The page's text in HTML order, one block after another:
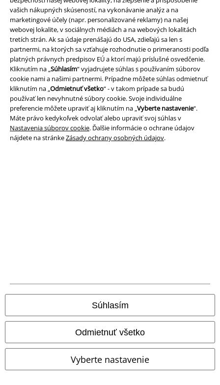
vašich nákupných skúseností, na vykonávanie analýz a na
marketingové účely (napr. personalizované reklamy) na našej
webovej lokalite, v sociálnych médiách a na webových lokalitách
tretích strán. Ak sa údaje prenášajú do USA, zdieľajú sa len s
partnermi, na ktorých sa vzťahuje rozhodnutie o primeranosti podľa
platných právnych predpisov EÚ a ktorí majú príslušné osvedčenie.
Kliknutím na „Súhlasím“ vyjadrujete súhlas s používaním súborov
cookie nami a našimi partnermi. Prípadne môžete súhlas odmietnuť
kliknutím na „Odmietnuť všetko“ - v takom prípade sa budú
používať len nevyhnutné súbory cookie. Svoje individuálne
preferencie môžete upraviť aj kliknutím na „Vyberte nastavenie“.
Máte právo kedykoľvek odvolať alebo upraviť svoj súhlas v
Nastavenia súborov cookie. Ďalšie informácie o ochrane údajov
nájdete na stránkeZásady ochrany osobných údajov.
Súhlasím
Odmietnuť všetko
Vyberte nastavenie
Spôsoby platby
Bankový prevod
A Warner Music Group Company